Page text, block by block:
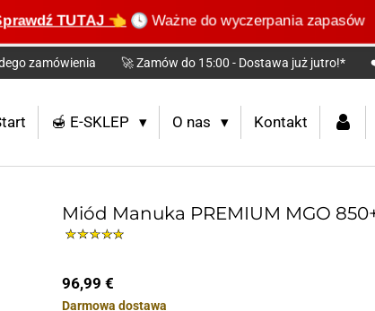
TUTAJ 👈 🕓 Ważne do wyczerpania zapasów
zamówienia 🚀 Zamów do 15:00 - Dostawa już jutro!*
🍯 E-SKLEP O nas Kontakt
Miód Manuka PREMIUM MGO
96,99 €
Darmowa dostawa